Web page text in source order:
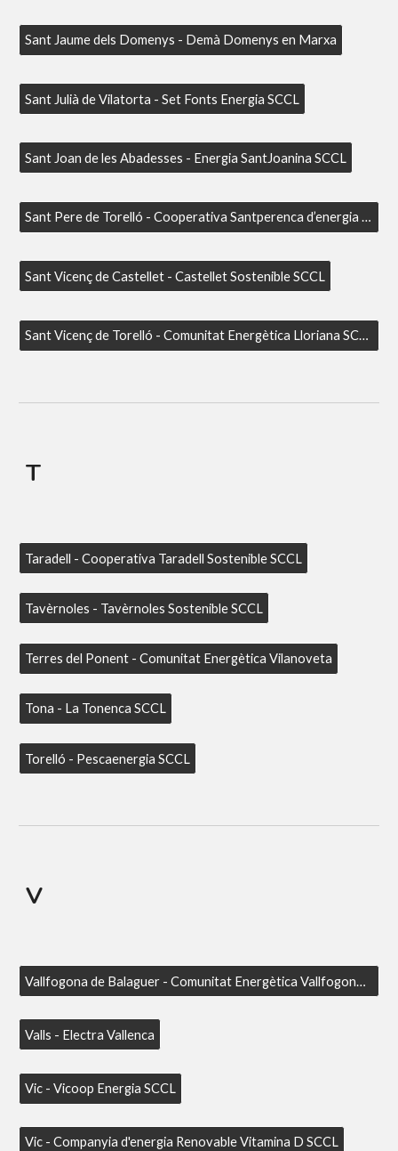
Sant Jaume dels Domenys - Demà Domenys en Marxa
Sant Julià de Vilatorta - Set Fonts Energia SCCL
Sant Joan de les Abadesses - Energia SantJoanina SCCL
Sant Pere de Torelló - Cooperativa Santperenca d’energia sostenible SCCL
Sant Vicenç de Castellet - Castellet Sostenible SCCL
Sant Vicenç de Torelló - Comunitat Energètica Lloriana SCCL
T
Taradell - Cooperativa Taradell Sostenible SCCL
Tavèrnoles - Tavèrnoles Sostenible SCCL
Terres del Ponent - Comunitat Energètica Vilanoveta
Tona - La Tonenca SCCL
Torelló - Pescaenergia SCCL
V
Vallfogona de Balaguer - Comunitat Energètica Vallfogona SCCL
Valls - Electra Vallenca
Vic - Vicoop Energia SCCL
Vic - Companyia d'energia Renovable Vitamina D SCCL